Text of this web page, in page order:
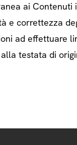
ai Contenuti
e correttezza
ad effettuare
testata di